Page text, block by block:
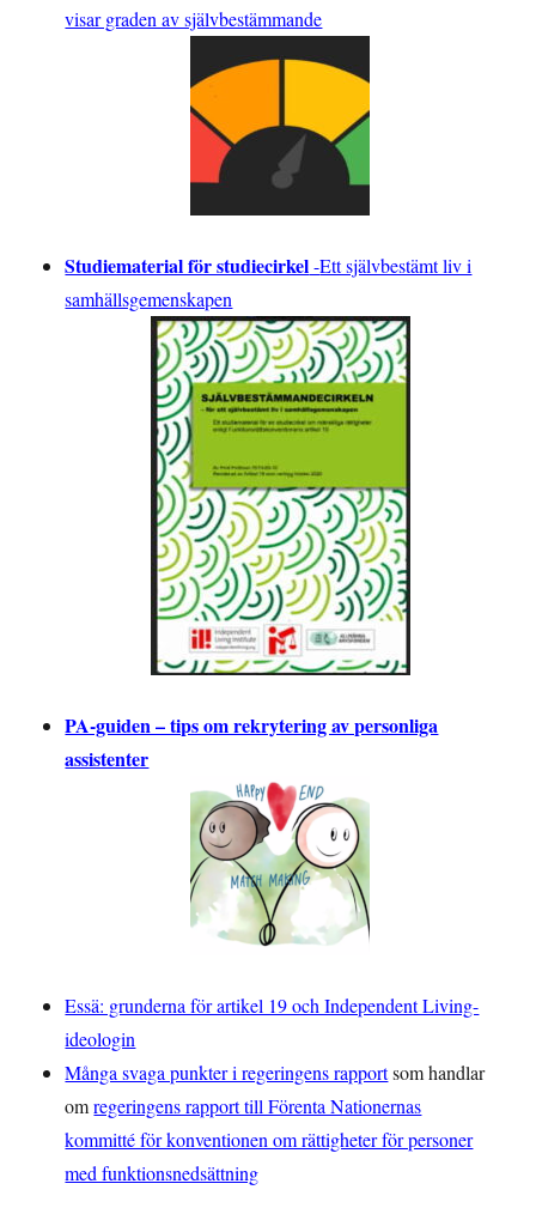
visar graden av självbestämmande
Studiematerial för studiecirkel-Ett självbestämt liv i
samhällsgemenskapen
PA-guiden – tips om rekrytering av personliga
assistenter
Essä: grunderna för artikel 19 och Independent Living-
ideologin
Många svaga punkter i regeringens rapportsom handlar
omregeringens rapport till Förenta Nationernas
kommitté för konventionen om rättigheter för personer
med funktionsnedsättning